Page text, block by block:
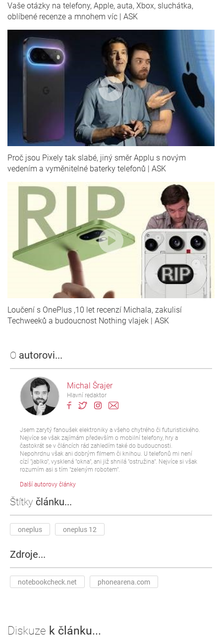
O autorovi...
Michal Šrajer
Hlavní redaktor
Jsem zarytý fanoušek elektroniky a všeho chytrého či futuristického.
Nejvíce se však zajímám především o mobilní telefony, hry a
častokrát se v článcích rád zahledím také do budoucnosti.
Nepohrdnu však ani dobrým filmem či knihou. U telefonů mi není
cízí "jablko", vysklená "okna", ani již shnilá "ostružina". Nejvíce si však
rozumím asi s tím "zeleným robotem".
Další autorovy články
Štítky článku...
oneplus oneplus 12
Zdroje...
notebookcheck.net phonearena.com
Vaše otázky na telefony, Apple, auta, Xbox, sluchátka,
oblíbené recenze a mnohem víc | ASK
Proč jsou Pixely tak slabé, jiný směr Applu s novým
vedením a vyměnitelné baterky telefonů | ASK
Loučení s OnePlus ,10 let recenzí Michala, zakulisí
Techweeků a budoucnost Nothing vlajek | ASK
Diskuze k článku...